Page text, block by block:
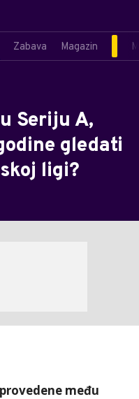
Zabava Magazin
Seriju A,
gledati
ligi?
među